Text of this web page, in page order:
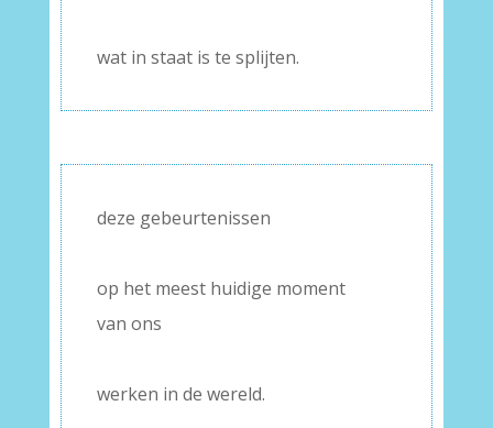
wat in staat is te splijten.
deze gebeurtenissen
op het meest huidige moment
van ons
werken in de wereld.